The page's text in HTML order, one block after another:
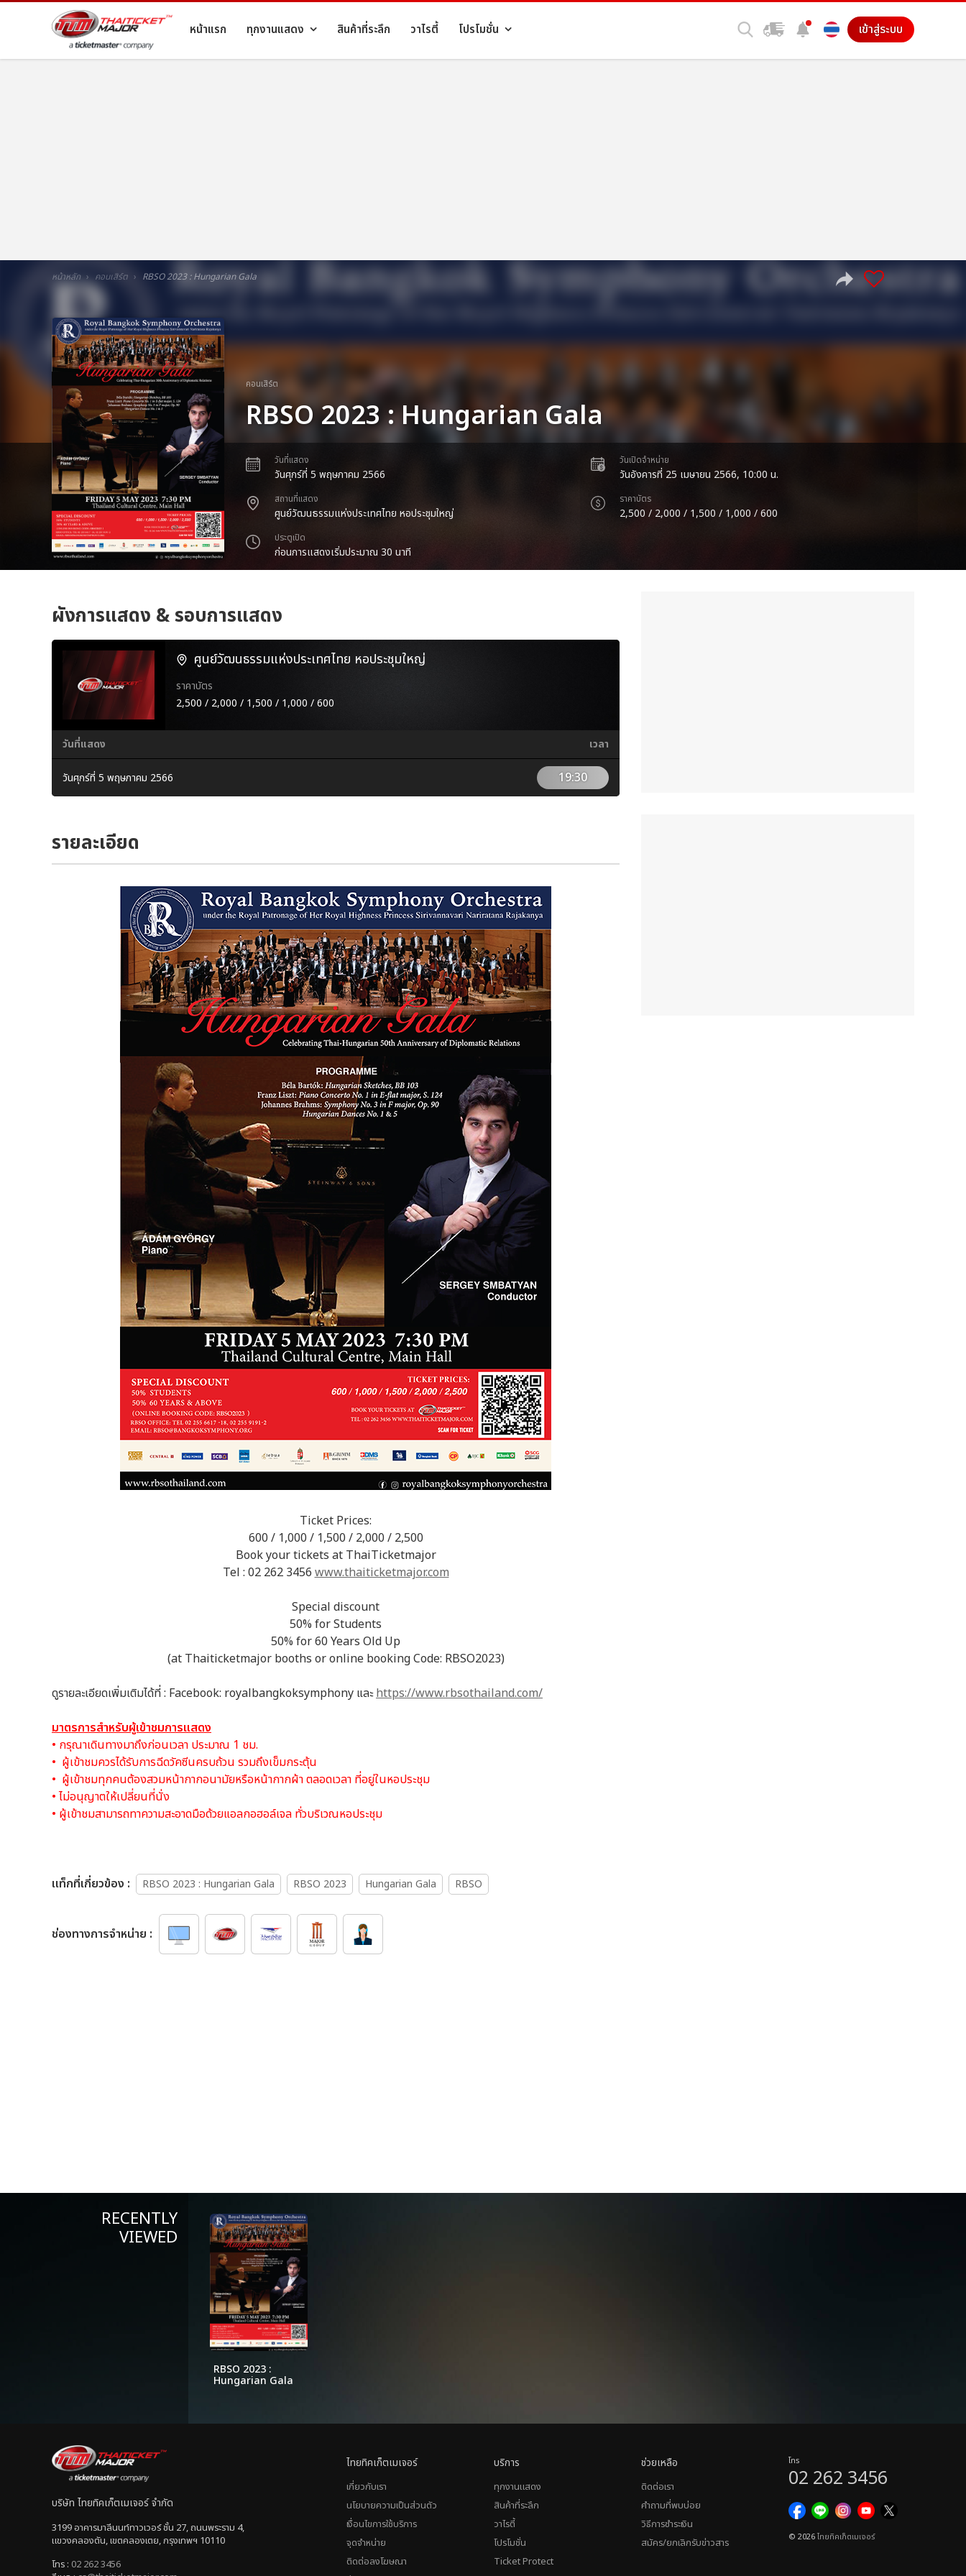
หน้าแรก ทุกงานแสดง สินค้าที่ระลึก วาไรตี้ โปรโมชั่น เข้าสู่ระบบ
หน้าหลัก คอนเสิร์ต RBSO 2023 : Hungarian Gala
คอนเสิร์ต
RBSO 2023 : Hungarian Gala
วันที่แสดง
วันศุกร์ที่ 5 พฤษภาคม 2566
สถานที่แสดง
ศูนย์วัฒนธรรมแห่งประเทศไทย หอประชุมใหญ่
ประตูเปิด
ก่อนการแสดงเริ่มประมาณ 30 นาที
วันเปิดจำหน่าย
วันอังคารที่ 25 เมษายน 2566, 10:00 น.
ราคาบัตร
2,500 / 2,000 / 1,500 / 1,000 / 600
ผังการแสดง & รอบการแสดง
ศูนย์วัฒนธรรมแห่งประเทศไทย หอประชุมใหญ่
ราคาบัตร
2,500 / 2,000 / 1,500 / 1,000 / 600
วันที่แสดง เวลา
วันศุกร์ที่ 5 พฤษภาคม 2566 19:30
รายละเอียด
Ticket Prices:
600 / 1,000 / 1,500 / 2,000 / 2,500
Book your tickets at ThaiTicketmajor
Tel : 02 262 3456www.thaiticketmajor.com
Special discount
50% for Students
50% for 60 Years Old Up
(at Thaiticketmajor booths or online booking Code: RBSO2023)
ดูรายละเอียดเพิ่มเติมได้ที่ : Facebook: royalbangkoksymphony และhttps://www.rbsothailand.com/
มาตรการสำหรับผู้เข้าชมการแสดง
• กรุณาเดินทางมาถึงก่อนเวลา ประมาณ 1 ชม.
• ผู้เข้าชมควรได้รับการฉีดวัคซีนครบถ้วน รวมถึงเข็มกระตุ้น
• ผู้เข้าชมทุกคนต้องสวมหน้ากากอนามัยหรือหน้ากากผ้า ตลอดเวลา ที่อยู่ในหอประชุม
• ไม่อนุญาตให้เปลี่ยนที่นั่ง
• ผู้เข้าชมสามารถทาความสะอาดมือด้วยแอลกอฮอล์เจล ทั่วบริเวณหอประชุม
เเท็กที่เกี่ยวข้อง : RBSO 2023 : Hungarian Gala RBSO 2023 Hungarian Gala RBSO
ช่องทางการจำหน่าย :
RECENTLY
VIEWED
RBSO 2023 :
Hungarian Gala
บริษัท ไทยทิคเก็ตเมเจอร์ จำกัด
3199 อาคารมาลีนนท์ทาวเวอร์ ชั้น 27, ถนนพระราม 4,
แขวงคลองตัน, เขตคลองเตย, กรุงเทพฯ 10110
โทร : 02 262 3456
ไทยทิคเก็ตเมเจอร์
เกี่ยวกับเรา
นโยบายความเป็นส่วนตัว
เงื่อนไขการใช้บริการ
จุดจำหน่าย
ติดต่อลงโฆษณา
บริการ
ทุกงานแสดง
สินค้าที่ระลึก
วาไรตี้
โปรโมชั่น
Ticket Protect
ช่วยเหลือ
ติดต่อเรา
คำถามที่พบบ่อย
วิธีการชำระเงิน
สมัคร/ยกเลิกรับข่าวสาร
โทร
02 262 3456
© 2026ไทยทิคเก็ตเมเจอร์